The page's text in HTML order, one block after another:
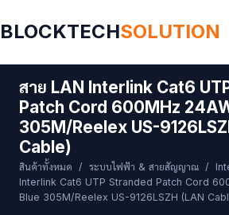
BLOCKTECHSOLUTION
สาย LAN Interlink Cat6
Patch Cord 600MHz
305M/Reelex US-
Cable)
สินค้าทั้งหมด / ระบบไฟฟ้า & สายสัญญาณ /
Interlink Cat6 UTP Stranded Patch Cord
Blue 305M/Reelex US-9126LSZH (LAN